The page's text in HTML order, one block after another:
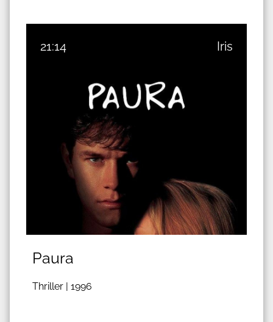
21:14 Iris
Paura
Thriller | 1996